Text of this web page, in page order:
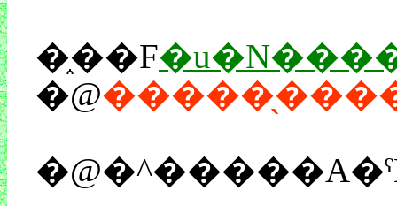
�֑��F
�@